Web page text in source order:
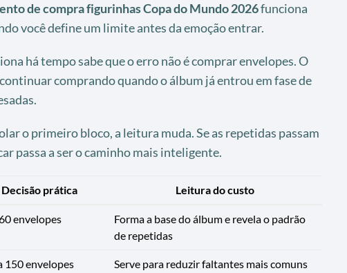
de compra figurinhas Copa do Mundo 2026funciona
você define um limite antes da emoção entrar.
há tempo sabe que o erro não é comprar envelopes. O
comprando quando o álbum já entrou em fase de
o primeiro bloco, a leitura muda. Se as repetidas passam
passa a ser o caminho mais inteligente.
Decisão prática Leitura do custo
envelopes
Forma a base do álbum e revela o padrão
de repetidas
150 envelopes
Serve para reduzir faltantes mais comuns